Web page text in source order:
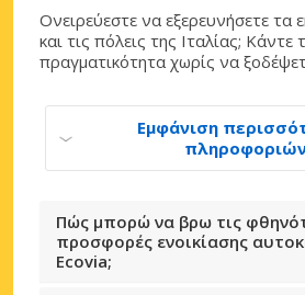
Ονειρεύεστε να εξερευνήσετε τα
και τις πόλεις της Ιταλίας; Κάντε
πραγματικότητα χωρίς να
Εμφάνιση
Πώς μπορώ να βρω τις
προσφορές ενοικίασης
Ecovia;